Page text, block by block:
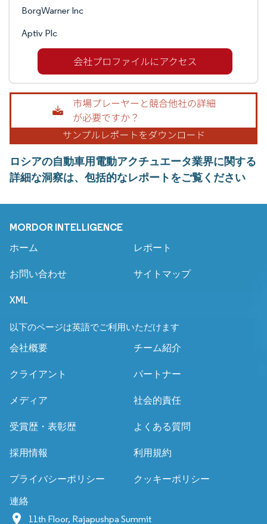
BorgWarner Inc
Aptiv Plc
ロシアの自動車用電動アクチュエータ業界に関する
詳細な洞察は、包括的なレポートをご覧ください
MORDOR INTELLIGENCE
ホーム レポート
お問い合わせ サイトマップ
XML
以下のページは英語でご利用いただけます
会社概要 チーム紹介
クライアント パートナー
メディア 社会的責任
受賞歴・表彰歴 よくある質問
採用情報 利用規約
プライバシーポリシー クッキーポリシー
連絡
11th Floor, Rajapushpa Summit